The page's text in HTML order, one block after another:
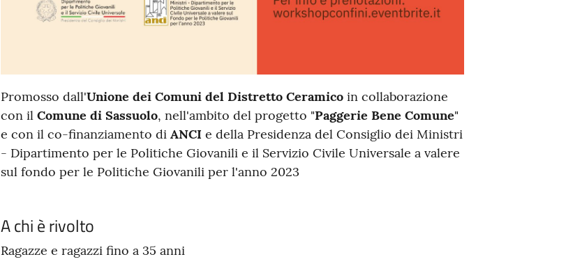
Promosso dall'Unione dei Comuni del Distretto Ceramicoin collaborazione
con il Comune di Sassuolo, nell'ambito del progetto "Paggerie Bene Comune"
e con il co-finanziamento di ANCI e della Presidenza del Consiglio dei Ministri
- Dipartimento per le Politiche Giovanili e il Servizio Civile Universale a valere
sul fondo per le Politiche Giovanili per l'anno 2023
A chi è rivolto
Ragazze e ragazzi fino a 35 anni